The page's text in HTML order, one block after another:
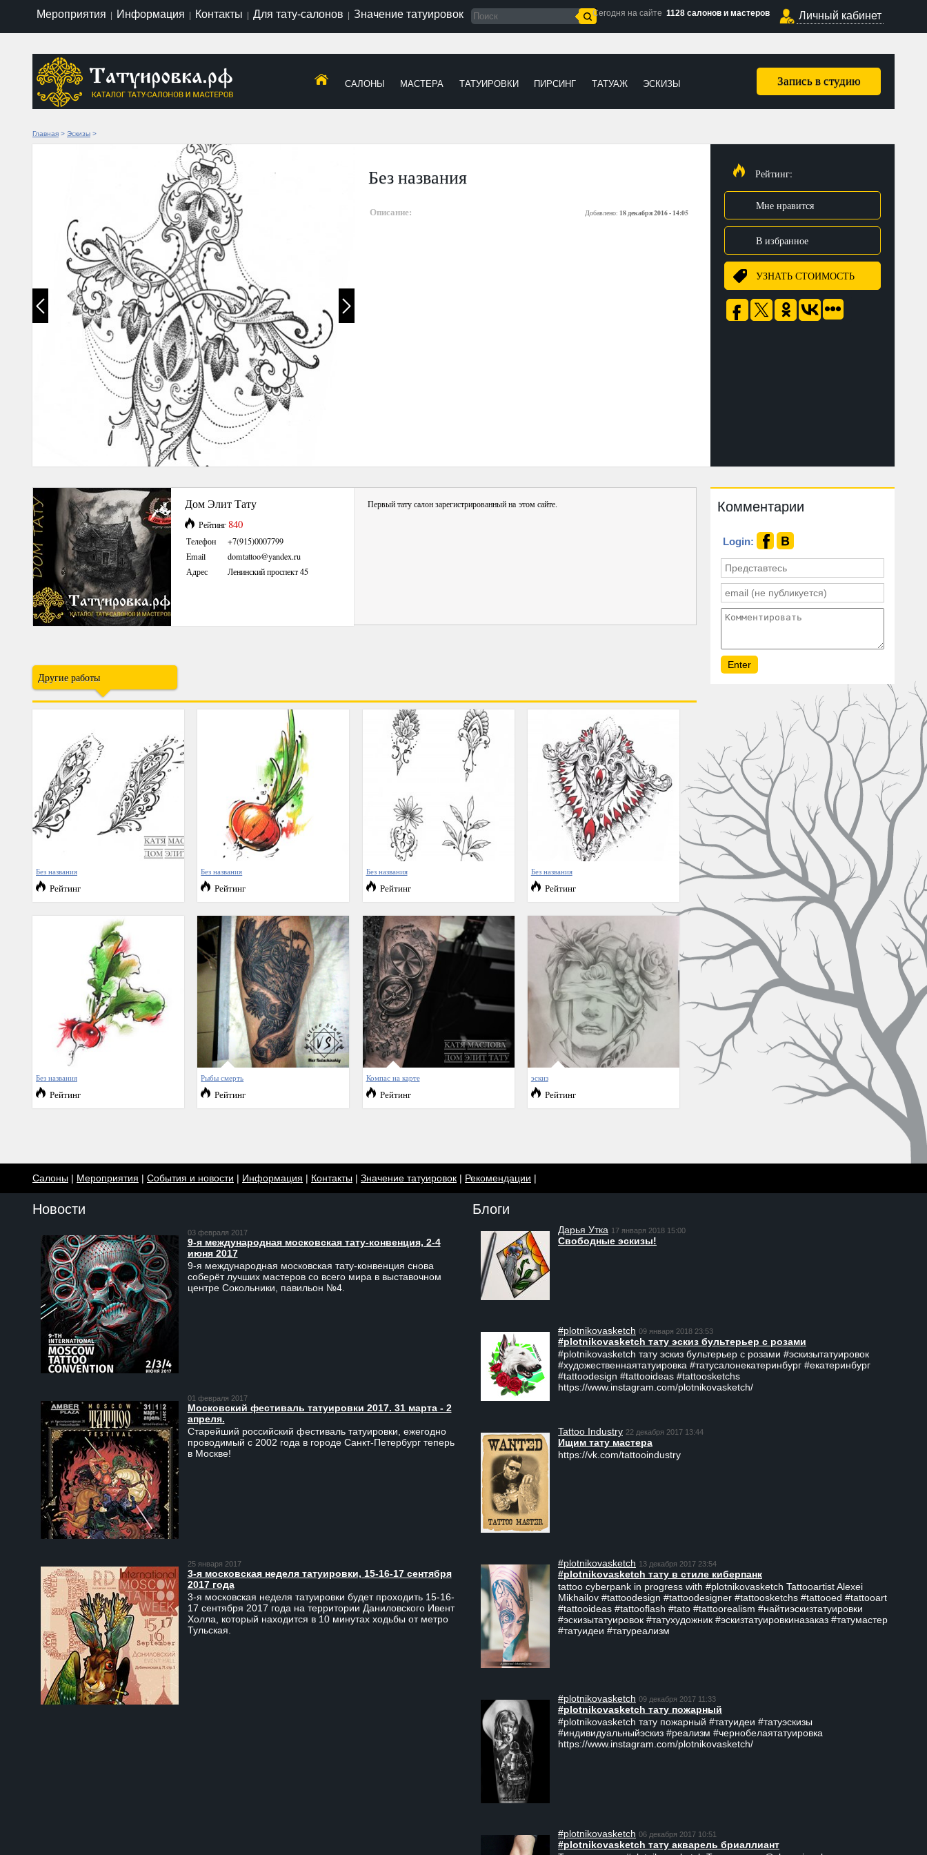
Мероприятия Информация Контакты Для тату-салонов Значение татуировок Сегодня на сайте 1128 салонов и мастеров Личный кабинет
Запись в студию
САЛОНЫ МАСТЕРА ТАТУИРОВКИ ПИРСИНГ ТАТУАЖ ЭСКИЗЫ
Главная > Эскизы >
Без названия
Описание: Добавлено: 18 декабря 2016 - 14:05
Рейтинг:
Мне нравится
В избранное
УЗНАТЬ СТОИМОСТЬ
Дом Элит Тату
Рейтинг840
Телефон
+7(915)0007799
Email
domtattoo@yandex.ru
Адрес
Ленинский проспект 45
Первый тату салон зарегистрированный на этом сайте.
Другие работы
Без названия
Рейтинг
Без названия
Рейтинг
Без названия
Рейтинг
Без названия
Рейтинг
Без названия
Рейтинг
Рыбы смерть
Рейтинг
Компас на карте
Рейтинг
эскиз
Рейтинг
Комментарии
Login:
Салоны | Мероприятия | События и новости | Информация | Контакты | Значение татуировок | Рекомендации |
Новости
03 февраля 2017
9-я международная московская тату-конвенция, 2-4
июня 2017
9-я международная московская тату-конвенция снова
соберёт лучших мастеров со всего мира в выставочном
центре Сокольники, павильон №4.
01 февраля 2017
Московский фестиваль татуировки 2017. 31 марта - 2
апреля.
Старейший российский фестиваль татуировки, ежегодно
проводимый с 2002 года в городе Санкт-Петербург теперь
в Москве!
25 января 2017
3-я московская неделя татуировки, 15-16-17 сентября
2017 года
3-я московская неделя татуировки будет проходить 15-16-
17 сентября 2017 года на территории Даниловского Ивент
Холла, который находится в 10 минутах ходьбы от метро
Тульская.
Блоги
Дарья Утка 17 января 2018 15:00
Свободные эскизы!
#plotnikovasketch 09 января 2018 23:53
#plotnikovasketch тату эскиз бультерьер с розами
#plotnikovasketch тату эскиз бультерьер с розами #эскизытатуировок
#художественнаятатуировка #татусалонекатеринбург #екатеринбург
#tattoodesign #tattooideas #tattoosketchs
https://www.instagram.com/plotnikovasketch/
Tattoo Industry 22 декабря 2017 13:44
Ищим тату мастера
https://vk.com/tattooindustry
#plotnikovasketch 13 декабря 2017 23:54
#plotnikovasketch тату в стиле киберпанк
tattoo cyberpank in progress with #plotnikovasketch Tattooartist Alexei
Mikhailov #tattoodesign #tattoodesigner #tattoosketchs #tattooed #tattooart
#tattooideas #tattooflash #tato #tattoorealism #найтиэскизтатуировки
#эскизытатуировок #татухудожник #эскизтатуировкиназаказ #татумастер
#татуидеи #татуреализм
#plotnikovasketch 09 декабря 2017 11:33
#plotnikovasketch тату пожарный
#plotnikovasketch тату пожарный #татуидеи #татуэскизы
#индивидуальныйэскиз #реализм #чернобелаятатуировка
https://www.instagram.com/plotnikovasketch/
#plotnikovasketch 06 декабря 2017 10:51
#plotnikovasketch тату акварель бриаллиант